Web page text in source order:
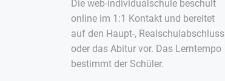
Die web-individualschule beschult
online im 1:1 Kontakt und bereitet
auf den Haupt-, Realschulabschluss
oder das Abitur vor. Das Lerntempo
bestimmt der Schüler.